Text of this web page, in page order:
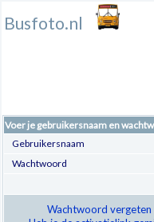
Busfoto.nl
Voer je gebruikersnaam en
Gebruikersnaam
Wachtwoord
Wachtwoord vergeten